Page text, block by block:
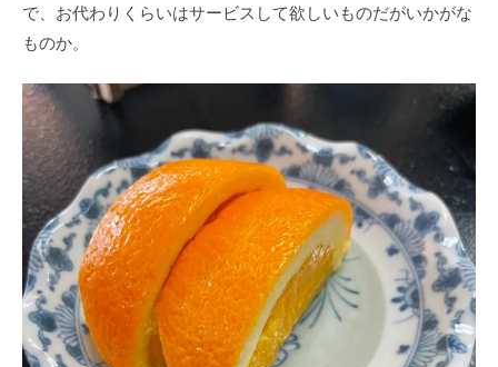
で、お代わりくらいはサービスして欲しいものだがいかがな
ものか。